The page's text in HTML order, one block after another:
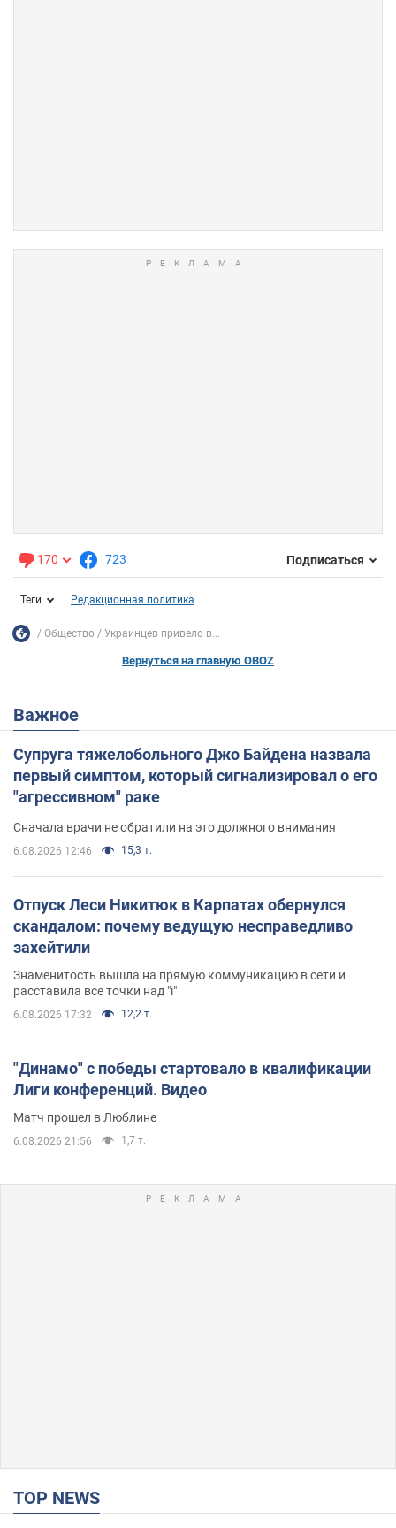
170 723 Подписаться
Теги Редакционная политика
Общество Украинцев привело в...
Вернуться на главную OBOZ
Важное
Супруга тяжелобольного Джо Байдена назвала
первый симптом, который сигнализировал о его
"агрессивном" раке
Сначала врачи не обратили на это должного внимания
6.08.2026 12:46 15,3 т.
Отпуск Леси Никитюк в Карпатах обернулся
скандалом: почему ведущую несправедливо
захейтили
Знаменитость вышла на прямую коммуникацию в сети и
расставила все точки над "i"
6.08.2026 17:32 12,2 т.
"Динамо" с победы стартовало в квалификации
Лиги конференций. Видео
Матч прошел в Люблине
6.08.2026 21:56 1,7 т.
TOP NEWS